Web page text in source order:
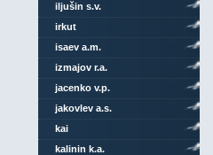
iljušin s.v.
irkut
isaev a.m.
izmajov r.a.
jacenko v.p.
jakovlev a.s.
kai
kalinin k.a.